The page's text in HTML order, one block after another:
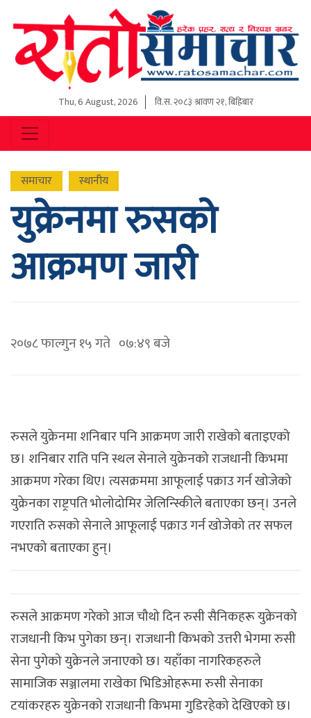
Thu, 6 August, 2026 वि.स.२०८३ श्रावण २१, बिहिबार
समाचार स्थानीय
युक्रेनमा रुसको
आक्रमण जारी
२०७८ फाल्गुन १५ गते ०७:४९ बजे
रुसले युक्रेनमा शनिबार पनि आक्रमण जारी राखेको बताइएको
छ। शनिबार राति पनि स्थल सेनाले युक्रेनको राजधानी किभमा
आक्रमण गरेका थिए। त्यसक्रममा आफूलाई पक्राउ गर्न खोजेको
युक्रेनका राष्ट्रपति भोलोदोमिर जेलिन्स्किीले बताएका छन्। उनले
गएराति रुसको सेनाले आफूलाई पक्राउ गर्न खोजेको तर सफल
नभएको बताएका हुन्।
रुसले आक्रमण गरेको आज चौथो दिन रुसी सैनिकहरू युक्रेनको
राजधानी किभ पुगेका छन्। राजधानी किभको उत्तरी भेगमा रुसी
सेना पुगेको युक्रेनले जनाएको छ। यहाँका नागरिकहरुले
सामाजिक सञ्जालमा राखेका भिडिओहरूमा रुसी सेनाका
टयांकरहरु युक्रेनको राजधानी किभमा गुडिरहेको देखिएको छ।